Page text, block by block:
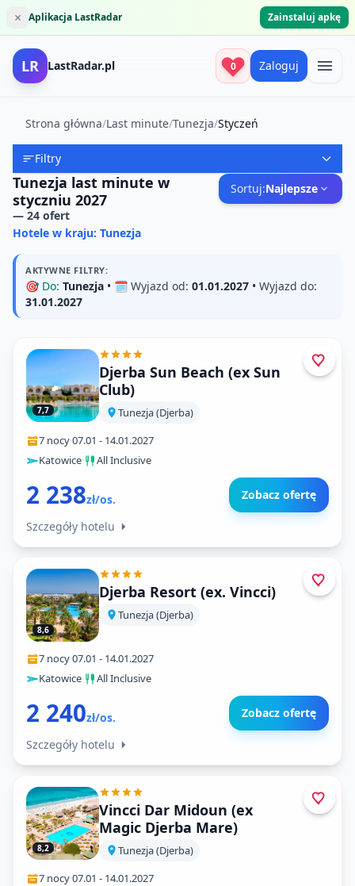
× Aplikacja LastRadar Zainstaluj apkę
LR LastRadar.pl 0 Zaloguj
Strona główna/Last minute/Tunezja/Styczeń
Filtry
Tunezja last minute w
styczniu 2027
— 24 ofert
Sortuj:Najlepsze
Hotele w kraju: Tunezja
AKTYWNE FILTRY:
🎯 Do: Tunezja • 🗓️ Wyjazd od: 01.01.2027 • Wyjazd do:
31.01.2027
7,7
Djerba Sun Beach (ex Sun
Club)
Tunezja (Djerba)
7 nocy·07.01 - 14.01.2027
Katowice· All Inclusive
2 238zł/os. Zobacz ofertę
Szczegóły hotelu
8,6
Djerba Resort (ex. Vincci)
Tunezja (Djerba)
7 nocy·07.01 - 14.01.2027
Katowice· All Inclusive
2 240zł/os. Zobacz ofertę
Szczegóły hotelu
8,2
Vincci Dar Midoun (ex
Magic Djerba Mare)
Tunezja (Djerba)
7 nocy·07.01 - 14.01.2027